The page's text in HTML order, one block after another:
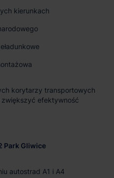
kierunkach
korytarzy transportowych
efektywność
Park Gliwice
autostrad A1 i A4